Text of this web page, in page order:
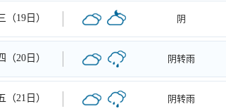
（19日） 阴
（20日） 阴转雨
（21日） 阴转雨